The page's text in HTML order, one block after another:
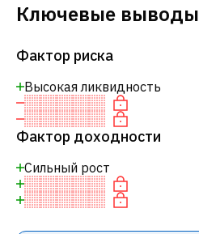
Ключевые выводы
Фактор риска
Высокая ликвидность
Фактор доходности
Сильный рост